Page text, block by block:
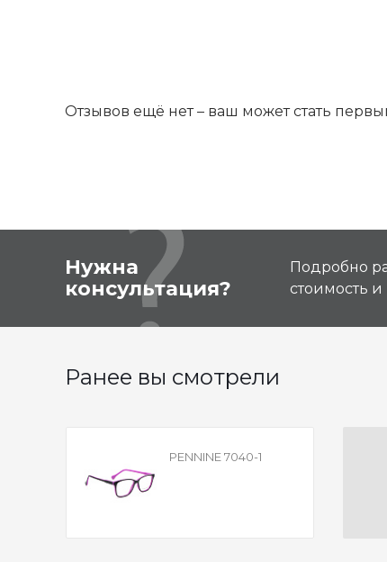
Отзывов ещё нет – ваш может стать
Нужна
консультация?
Подробно
стоимость
Ранее вы смотрели
PENNINE 7040-1